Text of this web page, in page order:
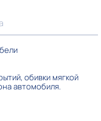
обивки мягкой
автомобиля.